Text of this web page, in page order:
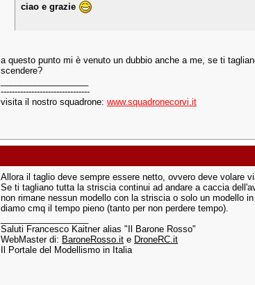
ciao e grazie
a questo punto mi è venuto un dubbio anche a me, se ti
scendere?
--------------------------------
visita il nostro squadrone: www.squadronecorvi.it
Allora il taglio deve sempre essere netto, ovvero deve volare
Se ti tagliano tutta la striscia continui ad andare a caccia
non rimane nessun modello con la striscia o solo un modello
diamo cmq il tempo pieno (tanto per non perdere tempo).
Saluti Francesco Kaitner alias "Il Barone Rosso"
WebMaster di: BaroneRosso.it e DroneRC.it
Il Portale del Modellismo in Italia